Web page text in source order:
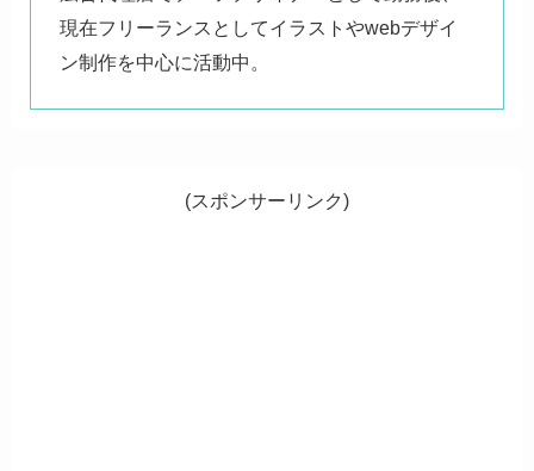
現在フリーランスとしてイラストやwebデザイ
ン制作を中心に活動中。
(スポンサーリンク)